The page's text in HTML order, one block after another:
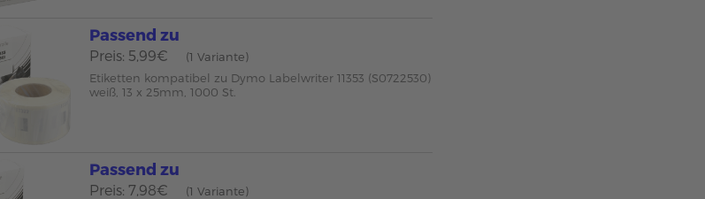
Passend zu
Preis: 5,99€
(1 Variante)
Etiketten kompatibel zu Dymo Labelwriter 11353 (S0722530)
weiß, 13 x 25mm, 1000 St.
Passend zu
Preis: 7,98€
(1 Variante)